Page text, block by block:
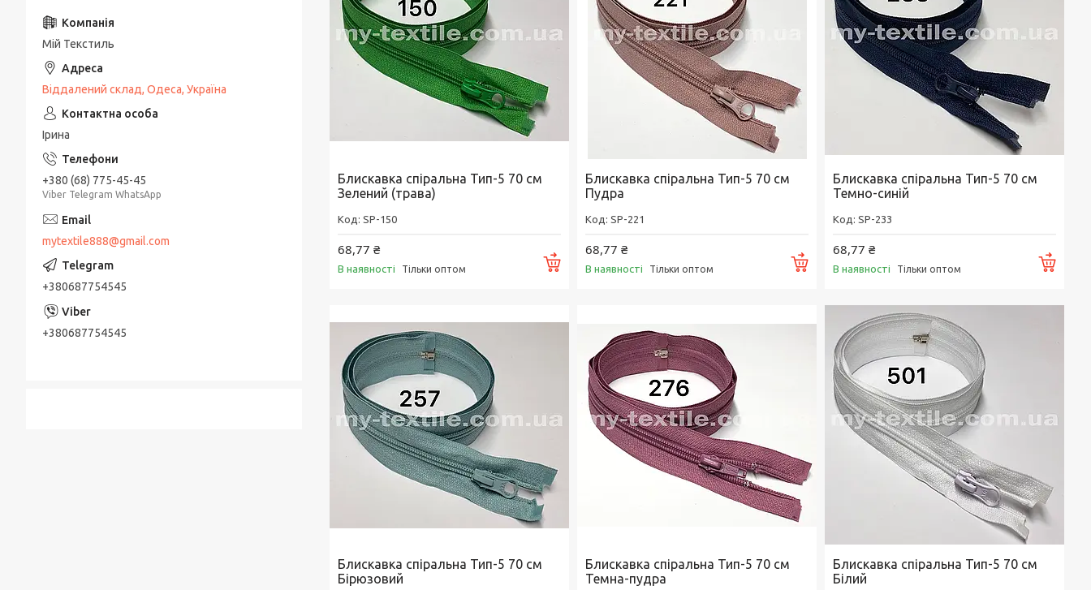
Блискавка спіральна Тип-5 70 см
Зелений (трава)
SP-150
68,77 ₴
В наявності Тільки оптом Купити
Блискавка спіральна Тип-5 70 см
Пудра
SP-221
68,77 ₴
В наявності Тільки оптом Купити
Блискавка спіральна Тип-5 70 см
Темно-синій
SP-233
68,77 ₴
В наявності Тільки оптом
Блискавка спіральна Тип-5 70 см
Бірюзовий
Блискавка спіральна Тип-5 70 см
Темна-пудра
Блискавка спіральна Тип-5 70 см
Білий
Мій Текстиль
Віддалений склад, Одеса, Україна
Ірина
+380 (68) 775-45-45
Viber Telegram WhatsApp
mytextile888@gmail.com
+380687754545
+380687754545